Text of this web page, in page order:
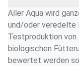
Aller Aqua wird
und/oder veredelte
Testproduktion von
biologischen
bewertet werden